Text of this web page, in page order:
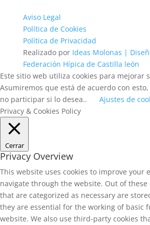
Aviso Legal
Política de Cookies
Política de Privacidad
Realizado por Ideas Molonas |
Federación Hípica de Castilla león
Este sitio web utiliza cookies para mejorar
Asumiremos que está de acuerdo con
no participar si lo desea..
Ajustes de
Privacy & Cookies Policy
Cerrar
Privacy Overview
This website uses cookies to improve your
navigate through the website. Out of these
that are categorized as necessary are
they are essential for the working of basic
website. We also use third-party cookies